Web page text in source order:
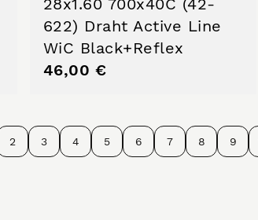
28x1.60 700x40C (42-
622) Draht Active Line
WiC Black+Reflex
46,00 €
2 3 4 5 6 7 8 9